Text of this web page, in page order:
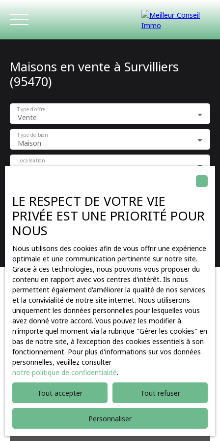
ACCUEIL
Maisons en vente à Survilliers
(95470)
Vente
Type d'offre
Maison
Type de bien
Survilliers (95470)
Localisation
Surface min (m²)
Pertinence
Trier par Créer une alerte
319 500€
Exclusivité
LE RESPECT DE VOTRE VIE
PRIVÉE EST UNE PRIORITÉ POUR
NOUS
Nous utilisons des cookies afin de vous offrir une expérience
optimale et une communication pertinente sur notre site.
Grace à ces technologies, nous pouvons vous proposer du
contenu en rapport avec vos centres d'intérêt. Ils nous
permettent également d'améliorer la qualité de nos services
et la convivialité de notre site internet. Nous utiliserons
uniquement les données personnelles pour lesquelles vous
avez donné votre accord. Vous pouvez les modifier à
n'importe quel moment via la rubrique ″Gérer les cookies″ en
bas de notre site, à l'exception des cookies essentiels à son
fonctionnement. Pour plus d'informations sur vos données
personnelles, veuillez consulter
notre politique de confidentialité.
Tout accepter Tout refuser
Personnaliser